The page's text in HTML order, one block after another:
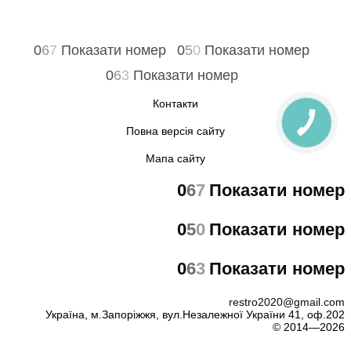
067 Показати номер 050 Показати номер
063 Показати номер
Контакти
Повна версія сайту
Мапа сайту
067 Показати номер
050 Показати номер
063 Показати номер
restro2020@gmail.com
Україна, м.Запоріжжя, вул.Незалежної України 41, оф.202
© 2014—2026